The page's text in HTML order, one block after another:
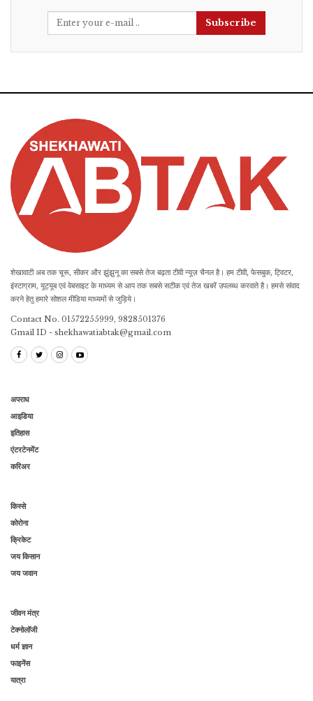
Subscribe
शेखावाटी अब तक चूरू, सीकर और झुंझुनू का सबसे तेज बढ़ता टीवी न्यूज़ चैनल है। हम टीवी, फेसबुक, ट्विटर,
इंस्टाग्राम, यूट्यूब एवं वेबसाइट के माध्यम से आप तक सबसे सटीक एवं तेज खबरें उपलब्ध करवाते है। हमसे संवाद
करने हेतु हमारे सोशल मीडिया माध्यमों से जुड़िये।
Contact No. 01572255999, 9828501376
Gmail ID - shekhawatiabtak@gmail.com
अपराध
आइडिया
इतिहास
एंटरटेनमेंट
करिअर
किस्से
कोरोना
क्रिकेट
जय किसान
जय जवान
जीवन मंत्र
टेक्नोलॉजी
धर्म ज्ञान
फाइनेंस
यात्रा